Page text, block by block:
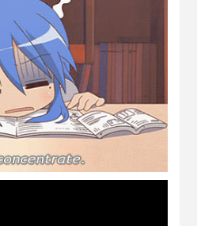
ilmu yang berkat